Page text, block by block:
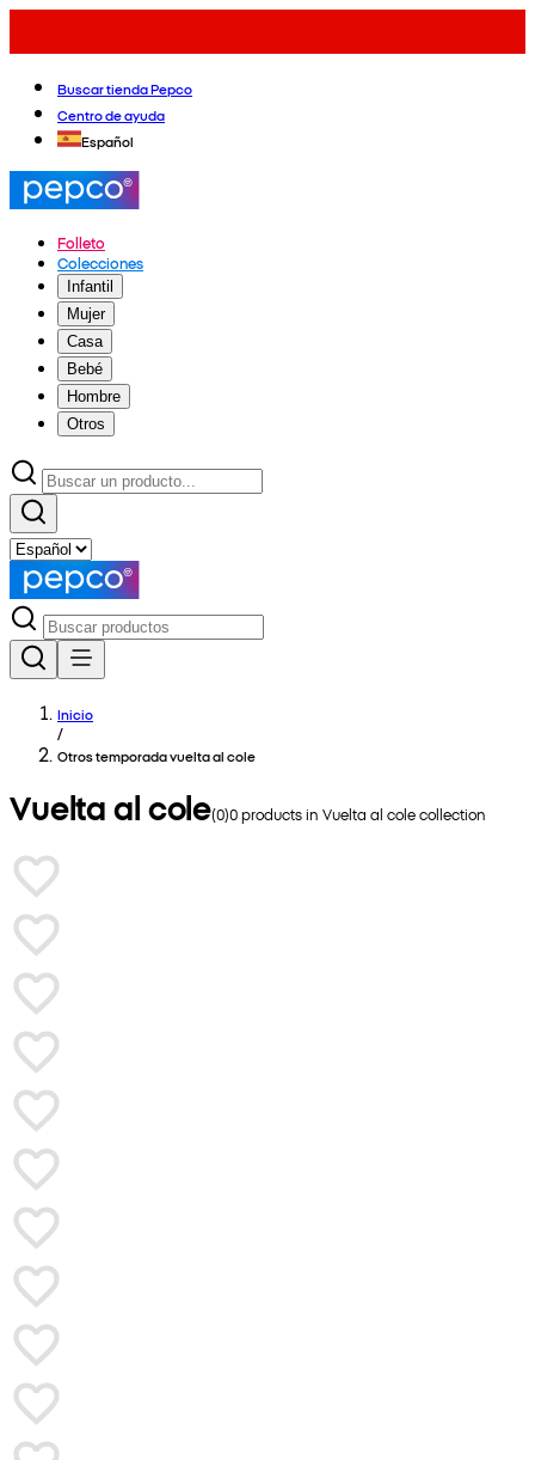
Buscar tienda Pepco
Centro de ayuda
Español
Folleto
Colecciones
Infantil
Mujer
Casa
Bebé
Hombre
Otros
Inicio
/
Otros temporada vuelta al cole
Vuelta al cole(0)0products inVuelta al colecollection